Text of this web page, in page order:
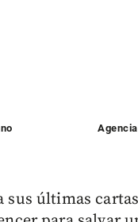
Agencia
sus últimas